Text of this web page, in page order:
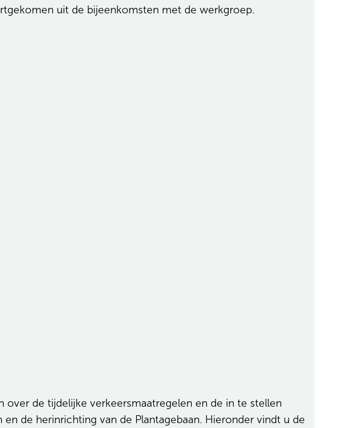
uit de bijeenkomsten met de werkgroep.
de tijdelijke verkeersmaatregelen en de in te stellen
de herinrichting van de Plantagebaan. Hieronder vindt u de